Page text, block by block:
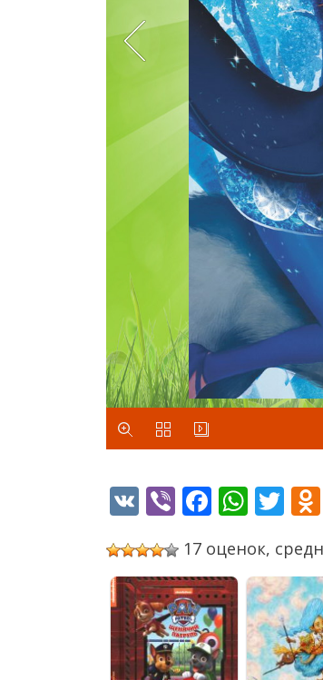
VK Viber
17 оценок,